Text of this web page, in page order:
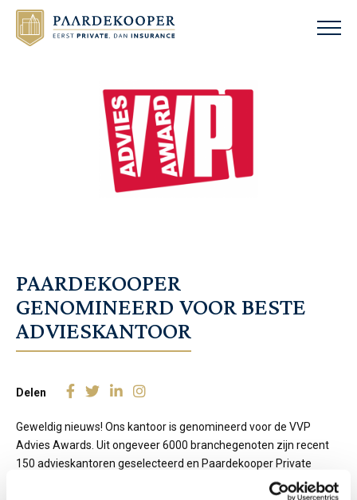
PAARDEKOOPER
GENOMINEERD VOOR BESTE
ADVIESKANTOOR
Delen
Geweldig nieuws! Ons kantoor is genomineerd voor de VVP
Advies Awards. Uit ongeveer 6000 branchegenoten zijn recent
150 advieskantoren geselecteerd en Paardekooper Private
Insurance is verkozen tot de top 3 in de categorie ‘niche’.